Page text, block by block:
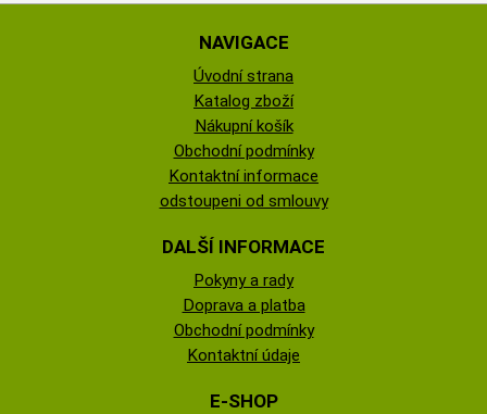
NAVIGACE
Úvodní strana
Katalog zboží
Nákupní košík
Obchodní podmínky
Kontaktní informace
odstoupeni od smlouvy
DALŠÍ INFORMACE
Pokyny a rady
Doprava a platba
Obchodní podmínky
Kontaktní údaje
E-SHOP